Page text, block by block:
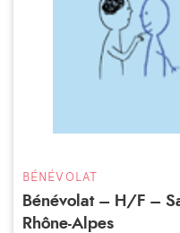
BÉNÉVOLAT
Bénévolat – H/F –
Rhône-Alpes